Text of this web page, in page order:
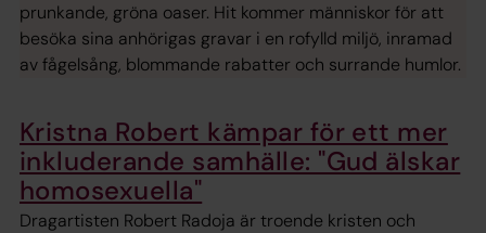
prunkande, gröna oaser. Hit kommer människor för att
besöka sina anhörigas gravar i en rofylld miljö, inramad
av fågelsång, blommande rabatter och surrande humlor.
Kristna Robert kämpar för ett mer
inkluderande samhälle: "Gud älskar
homosexuella"
Dragartisten Robert Radoja är troende kristen och